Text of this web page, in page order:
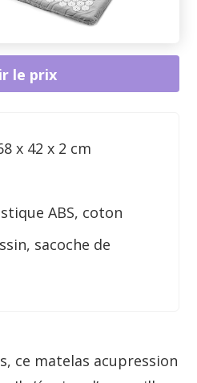
x 42 x 2 cm
ABS, coton
sacoche de
le prix
ce matelas acupression